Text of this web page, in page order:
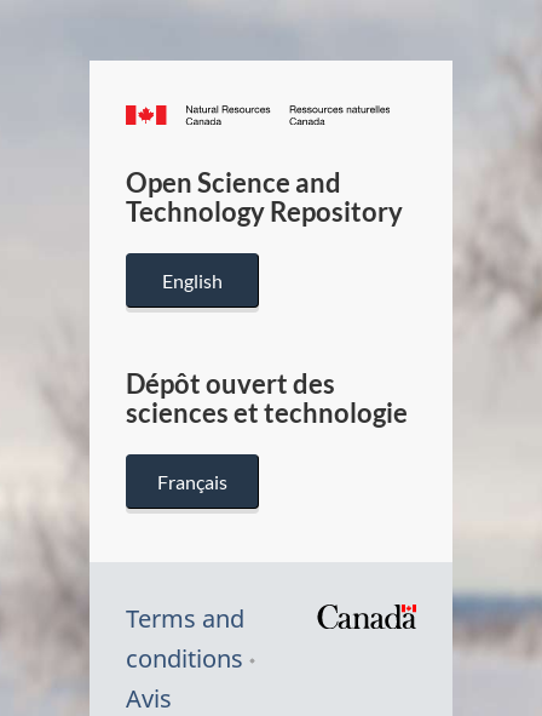
Canada.ca
/
Canada
Open Science and
Technology Repository
English
Dépôt ouvert des
sciences et technologie
Français
Terms and
conditions
Avis
Symbole